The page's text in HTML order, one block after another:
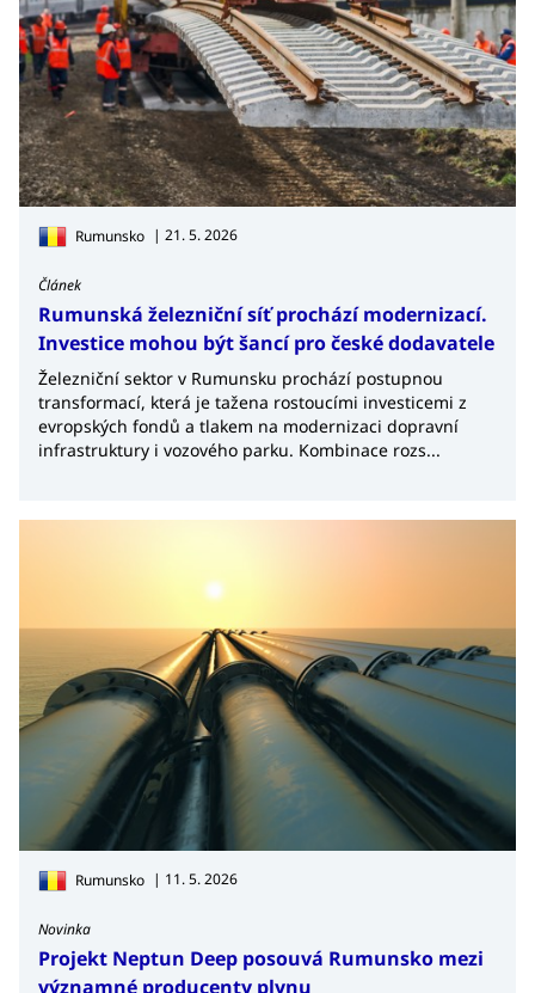
Rumunsko | 21. 5. 2026
Článek
Rumunská železniční síť prochází modernizací.
Investice mohou být šancí pro české dodavatele
Železniční sektor v Rumunsku prochází postupnou
transformací, která je tažena rostoucími investicemi z
evropských fondů a tlakem na modernizaci dopravní
infrastruktury i vozového parku. Kombinace rozs...
Rumunsko | 11. 5. 2026
Novinka
Projekt Neptun Deep posouvá Rumunsko mezi
významné producenty plynu